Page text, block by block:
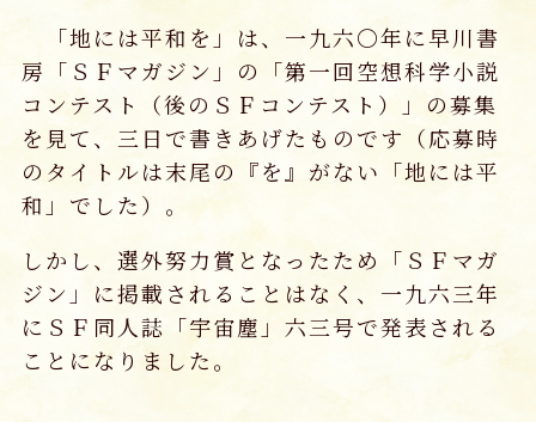
「地には平和を」は、一九六〇年に早川書
房「ＳＦマガジン」の「第一回空想科学小説
コンテスト（後のＳＦコンテスト）」の募集
を見て、三日で書きあげたものです（応募時
のタイトルは末尾の『を』がない「地には平
和」でした）。
しかし、選外努力賞となったため「ＳＦマガ
ジン」に掲載されることはなく、一九六三年
にＳＦ同人誌「宇宙塵」六三号で発表される
ことになりました。